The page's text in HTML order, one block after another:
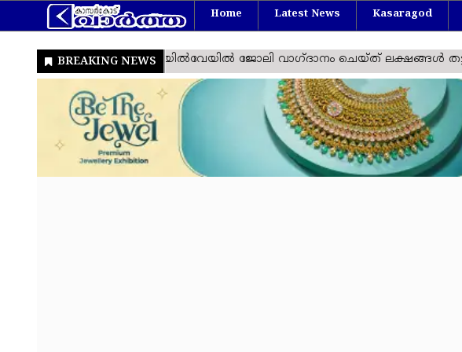
Home Latest News Kasaragod